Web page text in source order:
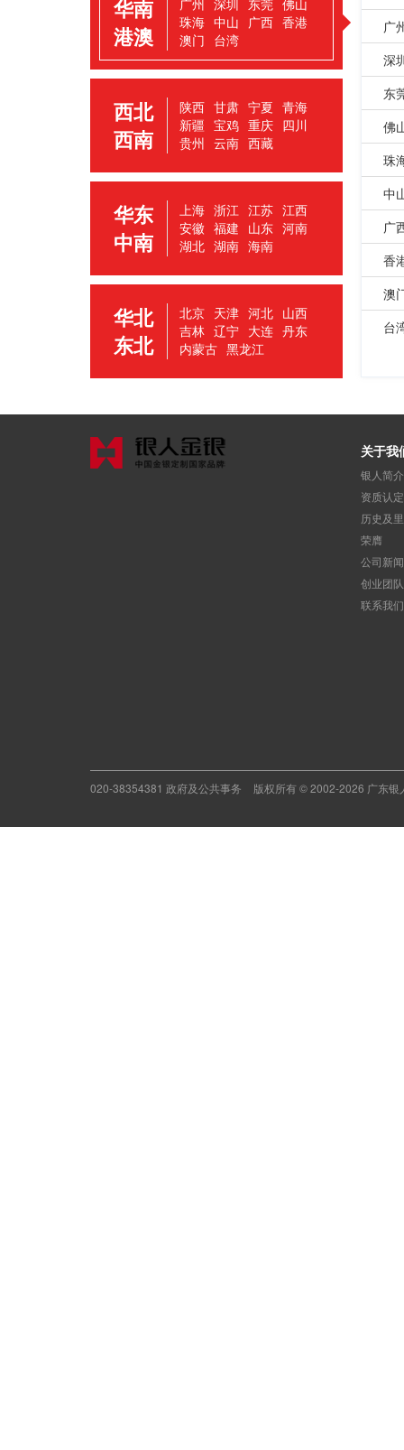
华南
港澳
珠海 中山 广西 香港
澳门 台湾
西北
西南
陕西 甘肃 宁夏 青海
新疆 宝鸡 重庆 四川
贵州 云南 西藏
华东
中南
上海 浙江 江苏 江西
安徽 福建 山东 河南
湖北 湖南 海南
华北
东北
北京 天津 河北 山西
吉林 辽宁 大连 丹东
内蒙古 黑龙江
广
深
东
佛
珠
中
广
香
澳
台
关于我
银人简介
资质认定
历史及
荣膺
公司新
创业团队
联系我们
020-38354381 政府及公共事务 版权所有 © 2002-2026 广东银